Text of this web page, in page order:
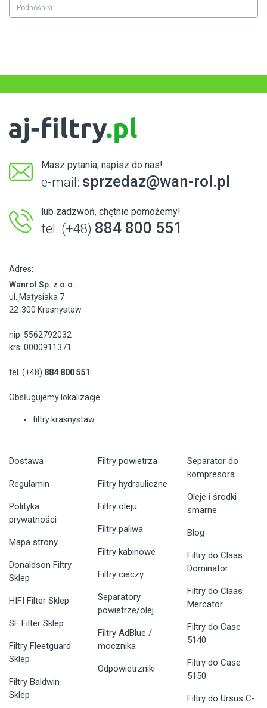
Podnośniki
Masz pytania, napisz do nas!
e-mail: sprzedaz@wan-rol.pl
lub zadzwoń, chętnie pomożemy!
tel. (+48) 884 800 551
Adres:
Wanrol Sp. z o.o.
ul. Matysiaka 7
22-300 Krasnystaw
nip: 5562792032
krs: 0000911371
tel. (+48) 884 800 551
Obsługujemy lokalizacje:
filtry krasnystaw
Dostawa
Regulamin
Polityka
prywatności
Mapa strony
Donaldson Filtry
Sklep
HIFI Filter Sklep
SF Filter Sklep
Filtry Fleetguard
Sklep
Filtry Baldwin
Sklep
Filtry powietrza
Filtry hydrauliczne
Filtry oleju
Filtry paliwa
Filtry kabinowe
Filtry cieczy
Separatory
powietrze/olej
Filtry AdBlue /
mocznika
Odpowietrzniki
Separator do
kompresora
Oleje i środki
smarne
Blog
Filtry do Claas
Dominator
Filtry do Claas
Mercator
Filtry do Case
5140
Filtry do Case
5150
Filtry do Ursus C-